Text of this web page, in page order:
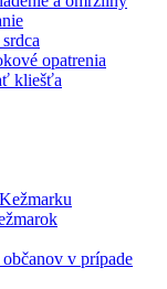
opatrenia
kliešťa
v prípade